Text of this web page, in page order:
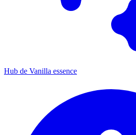
Hub de Vanilla essence